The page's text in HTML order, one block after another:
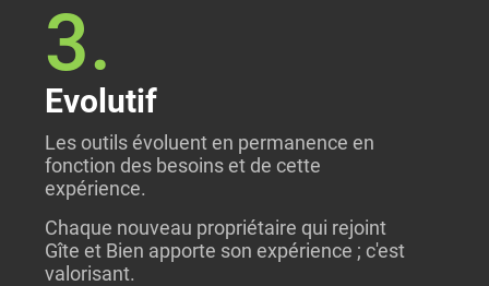
3.
Evolutif
Les outils évoluent en permanence en
fonction des besoins et de cette
expérience.
Chaque nouveau propriétaire qui rejoint
Gîte et Bien apporte son expérience ; c'est
valorisant.